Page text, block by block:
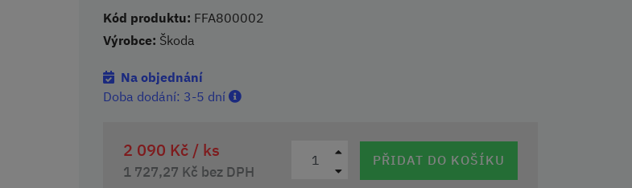
Kód produktu: FFA800002
Výrobce: Škoda
Na objednání
Doba dodání: 3-5 dní
2 090 Kč / ks
1 727,27 Kč bez DPH
PŘIDAT DO KOŠÍKU